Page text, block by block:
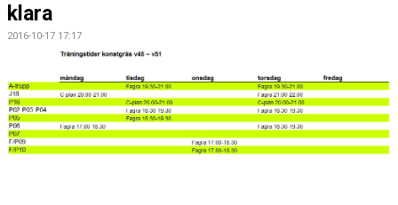
KALENDER
MEDLEM
DOKUMENT
klara
2016-10-17 17:17